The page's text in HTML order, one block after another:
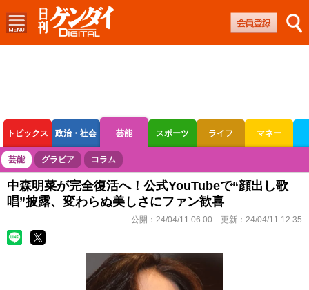
トピックス 政治・社会 芸能 スポーツ ライフ マネー
ボートレース 競輪 オートレース
芸能 グラビア コラム
中森明菜が完全復活へ！公式YouTubeで“顔出し歌
唱”披露、変わらぬ美しさにファン歓喜
公開： 24/04/11 06:00 更新： 24/04/11 12:35